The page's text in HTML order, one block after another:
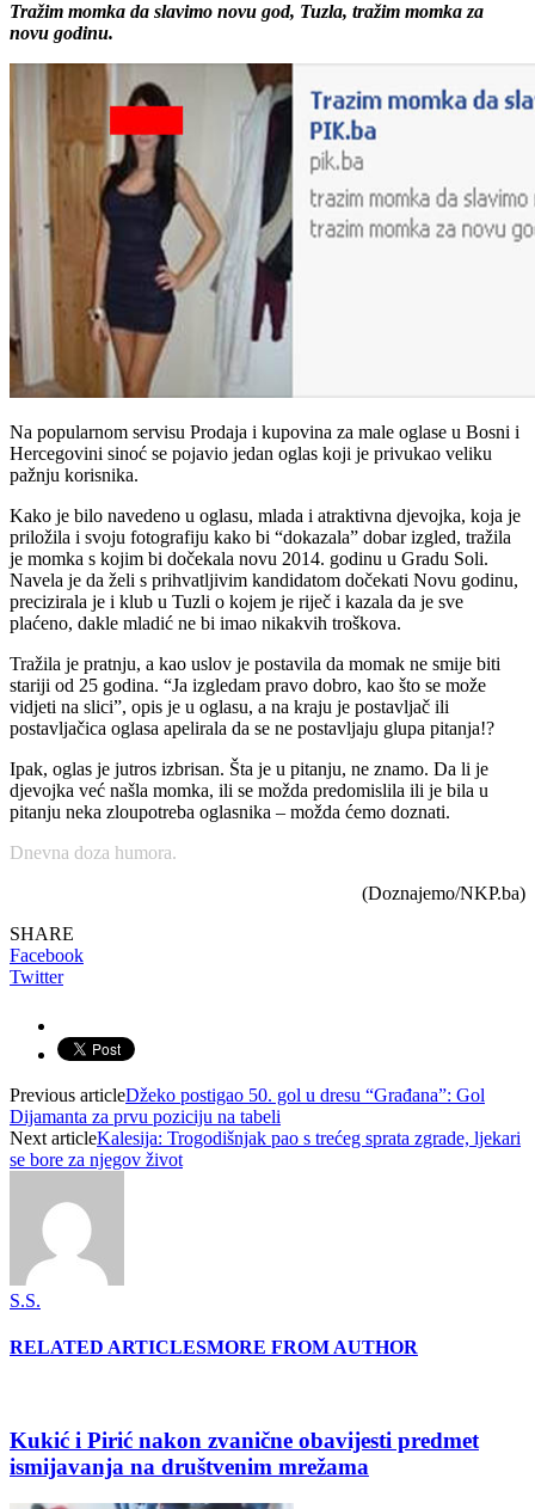
Tražim momka da slavimo novu god, Tuzla, tražim momka za
novu godinu.
Na popularnom servisu Prodaja i kupovina za male oglase u Bosni i
Hercegovini sinoć se pojavio jedan oglas koji je privukao veliku
pažnju korisnika.
Kako je bilo navedeno u oglasu, mlada i atraktivna djevojka, koja je
priložila i svoju fotografiju kako bi “dokazala” dobar izgled, tražila
je momka s kojim bi dočekala novu 2014. godinu u Gradu Soli.
Navela je da želi s prihvatljivim kandidatom dočekati Novu godinu,
precizirala je i klub u Tuzli o kojem je riječ i kazala da je sve
plaćeno, dakle mladić ne bi imao nikakvih troškova.
Tražila je pratnju, a kao uslov je postavila da momak ne smije biti
stariji od 25 godina. “Ja izgledam pravo dobro, kao što se može
vidjeti na slici”, opis je u oglasu, a na kraju je postavljač ili
postavljačica oglasa apelirala da se ne postavljaju glupa pitanja!?
Ipak, oglas je jutros izbrisan. Šta je u pitanju, ne znamo. Da li je
djevojka već našla momka, ili se možda predomislila ili je bila u
pitanju neka zloupotreba oglasnika – možda ćemo doznati.
Dnevna doza humora.
(Doznajemo/NKP.ba)
SHARE
Facebook
Twitter
Previous articleDžeko postigao 50. gol u dresu “Građana”: Gol
Dijamanta za prvu poziciju na tabeli
Next articleKalesija: Trogodišnjak pao s trećeg sprata zgrade, ljekari
se bore za njegov život
S.S.
RELATED ARTICLESMORE FROM AUTHOR
Kukić i Pirić nakon zvanične obavijesti predmet
ismijavanja na društvenim mrežama